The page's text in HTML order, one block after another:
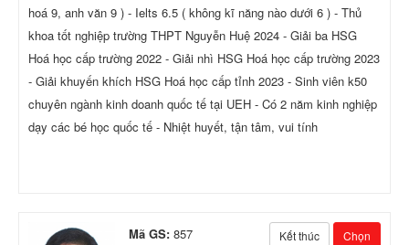
hoá 9, anh văn 9 ) - Ielts 6.5 ( không kĩ năng nào dưới 6 ) - Thủ
khoa tốt nghiệp trường THPT Nguyễn Huệ 2024 - Giải ba HSG
Hoá học cấp trường 2022 - Giải nhì HSG Hoá học cấp trường 2023
- Giải khuyến khích HSG Hoá học cấp tỉnh 2023 - Sinh viên k50
chuyên ngành kinh doanh quốc tế tại UEH - Có 2 năm kinh nghiệp
dạy các bé học quốc tế - Nhiệt huyết, tận tâm, vui tính
Kết thúc Chọn
Mã GS: 857